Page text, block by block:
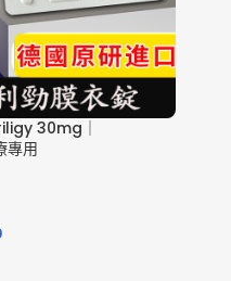
30mg｜
專用